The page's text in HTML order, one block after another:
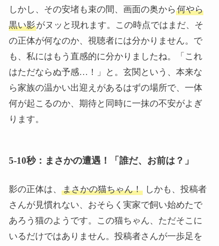
しかし、その安堵も束の間、画面の奥から 何やら
黒い影がヌッと現れます。この時点ではまだ、そ
の正体が何なのか、視聴者には分かりません。で
も、私にはもう直感的に分かりましたね。「これ
はただならぬ予感…！」と。玄関という、本来な
ら家族の温かい出迎えがあるはずの場所で、一体
何が起こるのか、期待と同時に一抹の不安がよぎ
ります。
5-10秒：まさかの遭遇！「誰だ、お前は？」
影の正体は、 まさかの猫ちゃん！しかも、投稿者
さんが見慣れない、おそらく実家で飼い始めたで
あろう猫のようです。この猫ちゃん、ただそこに
いるだけではありません。投稿者さんが一歩足を